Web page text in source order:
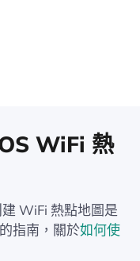
WiFi 熱
WiFi 熱點地圖是
指南，關於如何使